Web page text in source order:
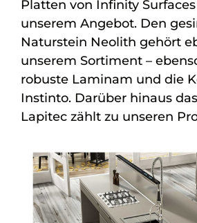
Platten von Infinity
unserem Angebot. Den
Naturstein Neolith gehört
unserem Sortiment –
robuste Laminam und die
Instinto. Darüber hinaus
Lapitec zählt zu unseren